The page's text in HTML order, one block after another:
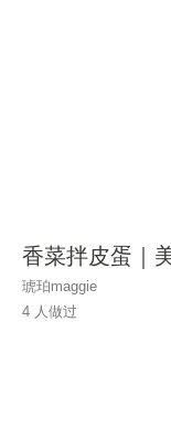
香菜拌皮蛋｜
琥珀maggie
4 人做过